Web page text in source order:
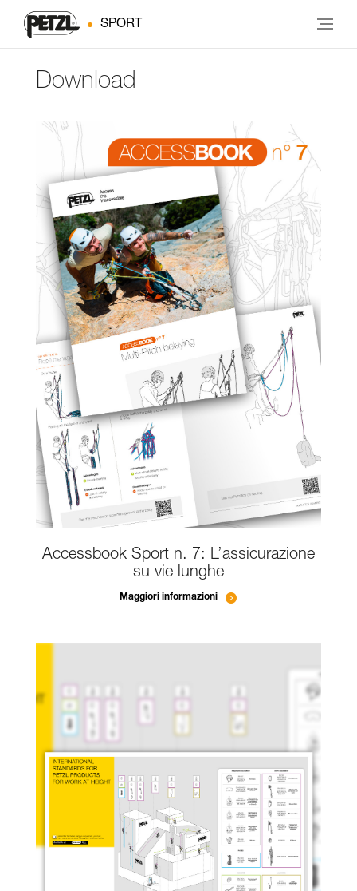
SPORT
Download
Accessbook Sport n. 7: L’assicurazione
su vie lunghe
Maggiori informazioni